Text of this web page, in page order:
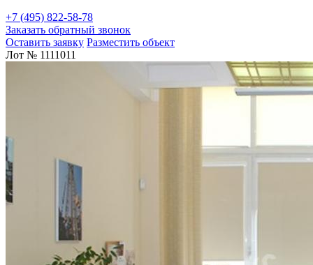
+7 (495) 822-58-78
Заказать обратный звонок
Оставить заявку Разместить объект
Лот № 1111011